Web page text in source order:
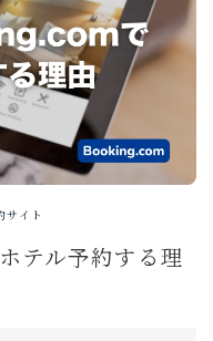
ー
サイト
テル予約する理